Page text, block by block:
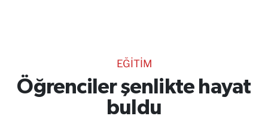
EĞİTİM
Öğrenciler şenlikte hayat
buldu
RESMİ İLANLAR
Gencsesfm Canlı Dinle